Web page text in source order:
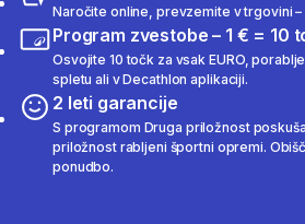
Naročite online, prevzemite v trgovini
Program zvestobe – 1 € = 10
Osvojite 10 točk za vsak EURO,
spletu ali v Decathlon aplikaciji.
2 leti garancije
S programom Druga priložnost
priložnost rabljeni športni opremi.
ponudbo.